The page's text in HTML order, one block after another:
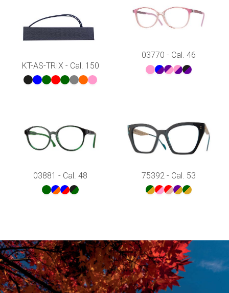
KT-AS-TRIX - Cal. 150
03770 - Cal. 46
03881 - Cal. 48 75392 - Cal. 53